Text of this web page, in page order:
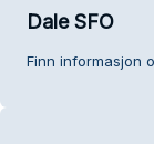
Dale SFO
Finn informasjon